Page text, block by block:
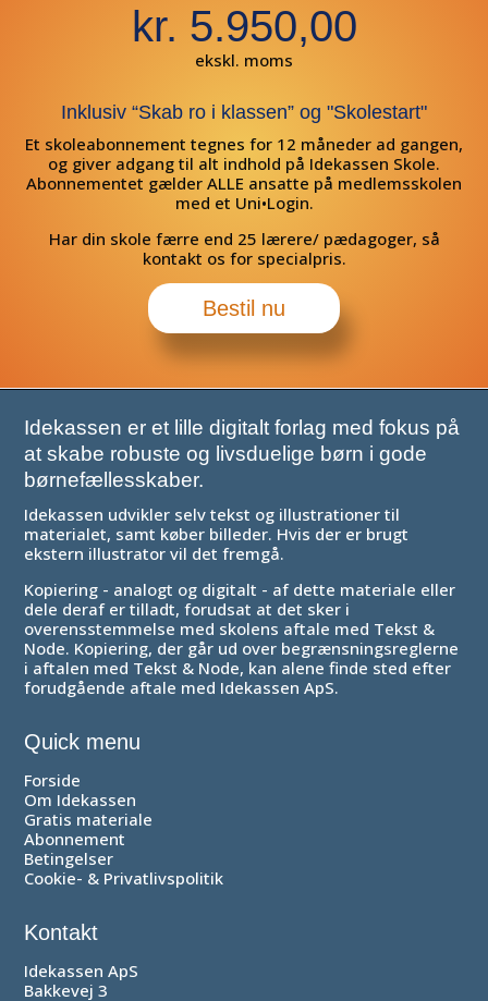
kr. 5.950,00
ekskl. moms
Inklusiv “Skab ro i klassen” og "Skolestart"
Et skoleabonnement tegnes for 12 måneder ad gangen,
og giver adgang til alt indhold på Idekassen Skole.
Abonnementet gælder ALLE ansatte på medlemsskolen
med et Uni•Login.
Har din skole færre end 25 lærere/ pædagoger, så
kontakt os for specialpris.
Bestil nu
Idekassen er et lille digitalt forlag med fokus på
at skabe robuste og livsduelige børn i gode
børnefællesskaber.
Idekassen udvikler selv tekst og illustrationer til
materialet, samt køber billeder. Hvis der er brugt
ekstern illustrator vil det fremgå.
Kopiering - analogt og digitalt - af dette materiale eller
dele deraf er tilladt, forudsat at det sker i
overensstemmelse med skolens aftale med Tekst &
Node. Kopiering, der går ud over begrænsningsreglerne
i aftalen med Tekst & Node, kan alene finde sted efter
forudgående aftale med Idekassen ApS.
Quick menu
Forside
Om Idekassen
Gratis materiale
Abonnement
Betingelser
Cookie- & Privatlivspolitik
Kontakt
Idekassen ApS
Bakkevej 3